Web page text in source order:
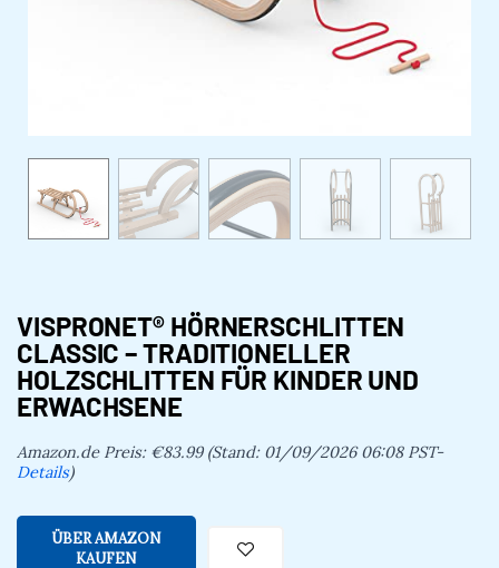
VISPRONET® HÖRNERSCHLITTEN
CLASSIC – TRADITIONELLER
HOLZSCHLITTEN FÜR KINDER UND
ERWACHSENE
Amazon.de Preis: €83.99(Stand: 01/09/2026 06:08 PST-
Details)
ÜBER AMAZON
KAUFEN